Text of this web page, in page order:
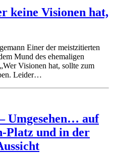
keine Visionen hat,
Einer der meistzitierten
Mund des ehemaligen
Visionen hat, sollte zum
Leider…
Umgesehen… auf
Platz und in der